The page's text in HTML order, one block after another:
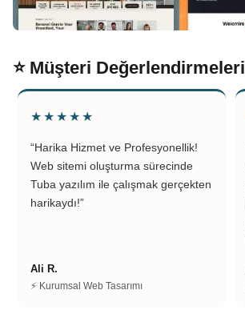
⭐ Müşteri Değerlendirmeleri
★★★★★
“Harika Hizmet ve Profesyonellik!
Web sitemi oluşturma sürecinde
Tuba yazılım ile çalışmak gerçekten
harikaydı!”
Ali R.
⚡ Kurumsal Web Tasarımı